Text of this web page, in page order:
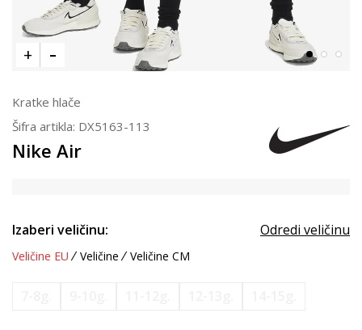
Kratke hlače
Šifra artikla: DX5163-113
Nike Air
Izaberi veličinu: Odredi veličinu
Veličine EU Veličine Veličine CM